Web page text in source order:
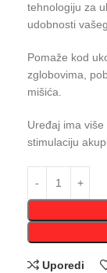
tehnologiju za
udobnosti
Pomaže kod
zglobovima,
mišića.
Uređaj ima
stimulaciju
Uporedi